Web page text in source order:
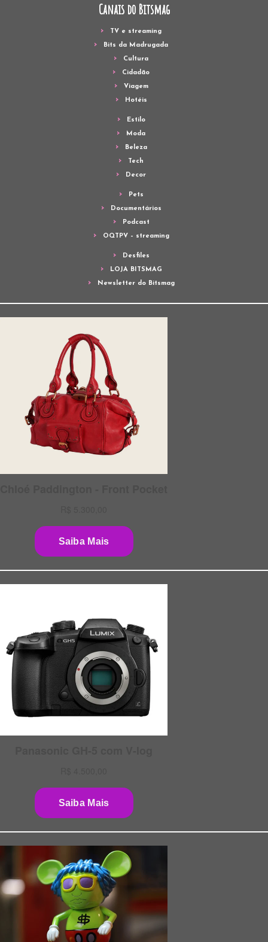
Canais do Bitsmag
TV e streaming
Bits da Madrugada
Cultura
Cidadão
Viagem
Hotéis
Estilo
Moda
Beleza
Tech
Decor
Pets
Documentários
Podcast
OQTPV – streaming
Desfiles
LOJA BITSMAG
Newsletter do Bitsmag